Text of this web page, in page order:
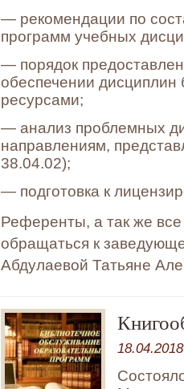
— рекомендации по
программ учебных
— порядок
обеспечении
ресурсами;
— анализ проблемных
направлениям,
38.04.02);
— подготовка к
Референты, а так же
обращаться к
Абдулаевой Татьяне
18.04.2018